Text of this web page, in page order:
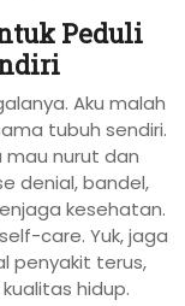
Peduli
Aku malah
tubuh sendiri.
mau nurut dan
denial, bandel,
kesehatan.
care. Yuk, jaga
penyakit terus,
hidup.